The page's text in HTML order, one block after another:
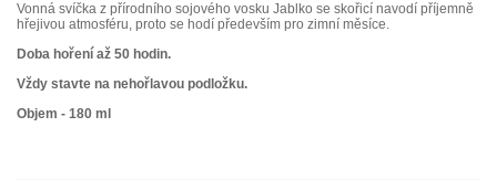
Vonná svíčka z přírodního sojového vosku Jablko se skořicí navodí příjemně
hřejivou atmosféru, proto se hodí především pro zimní měsíce.
Doba hoření až 50 hodin.
Vždy stavte na nehořlavou podložku.
Objem - 180 ml